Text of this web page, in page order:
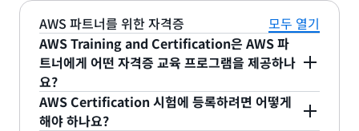
Certification 디지털 배지는 검증 옵션이 있습니다.
발행자(AWS Training and Certification) 뿐 아니
라 발행 날짜도 확인하고 표시하여 검증할 수 있습니
다. 각 AWS 자격증 취득자에 대한 AWS
Certification 디지털 배지 링크는 고유합니다. 디지
지털 배지는 Credly’s Acclaim 플랫폼을 통해 검증
할 수 있습니다.
를 제공하여 AWS는 인정과 검증에 대한 유연한 옵션
을 제공합니다. 원클릭으로 소셜 미디어 피드에 공유
하고 웹 사이트 또는 이메일 서명에 검증 가능한 배지
를 임베딩하며 취득한 모든 AWS Certification 배지
를 퍼블릭 프로필에 선택적으로 포함할 수 있는 혜택
않는 경우 보유한 AWS Certification 계정이 두 개
이상일 수 있습니다. 자격증을 소지한 계정에 로그인
되어 있는지 확인하시기 바랍니다. 이메일 주소가 같
은 AWS Certification 계정이 두 개 이상인 경우
Credly’s Acclaim 플랫폼에서 배지를 청구하기 전에
AWS 파트너를 위한 자격증
모두 열기
AWS Training and Certification은 AWS 파
트너에게 어떤 자격증 교육 프로그램을 제공하나
요?
AWS 파트너 교육은 코호트 스타일의 자격증 교육 프
로그램과 상시 이용 가능한 자격증 준비 옵션을 제공
AWS Certification 시험에 등록하려면 어떻게
해야 하나요?